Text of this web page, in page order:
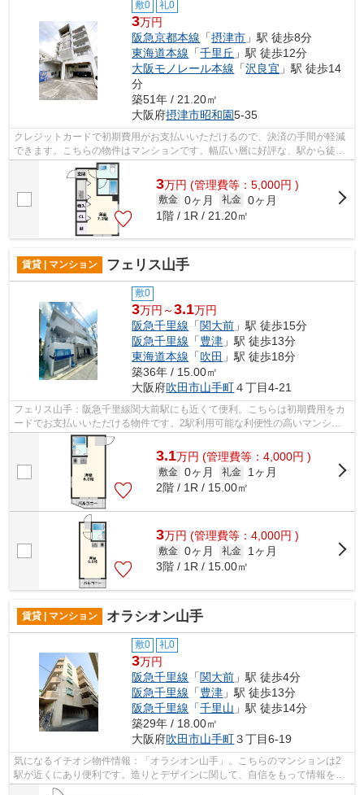
敷0 礼0
3万円
阪急京都本線 「摂津市 」駅 徒歩8分
東海道本線 「千里丘 」駅 徒歩12分
大阪モノレール本線 「沢良宜 」駅 徒歩14
分
築51年 / 21.20㎡
大阪府摂津市昭和園5-35
クレジットカードで初期費用がお支払いいただけるので、決済の手間が軽減
できます。こちらの物件はマンションです。幅広い層に好評な、駅から徒歩
8分に立地する物件です。遮音性も高い...
3万円 (管理費等：5,000円 )
敷金 0ヶ月 礼金 0ヶ月
1階 / 1R / 21.20㎡
賃貸 | マンション フェリス山手
敷0
3万円～3.1万円
阪急千里線 「関大前 」駅 徒歩15分
阪急千里線 「豊津 」駅 徒歩13分
東海道本線 「吹田 」駅 徒歩18分
築36年 / 15.00㎡
大阪府吹田市山手町４丁目4-21
フェリス山手：阪急千里線関大前駅にも近くて便利。こちらは初期費用をカ
ードでお支払いいただける物件です。2駅利用可能な利便性の高いマンショ
ンです。鉄骨造の物件です。阪急千里線...
3.1万円 (管理費等：4,000円 )
敷金 0ヶ月 礼金
1ヶ月
2階 / 1R / 15.00㎡
3万円 (管理費等：4,000円 )
敷金 0ヶ月 礼金
1ヶ月
3階 / 1R / 15.00㎡
賃貸 | マンション オラシオン山手
敷0 礼0
3万円
阪急千里線 「関大前 」駅 徒歩4分
阪急千里線 「豊津 」駅 徒歩13分
阪急千里線 「千里山 」駅 徒歩14分
築29年 / 18.00㎡
大阪府吹田市山手町３丁目6-19
気になるイチオシ物件情報：「オラシオン山手」。こちらのマンションは2
駅が近くにあり便利です。造りとデザインに関して、自信をもって情報を提
供できるマンションです。共用部にはエ...